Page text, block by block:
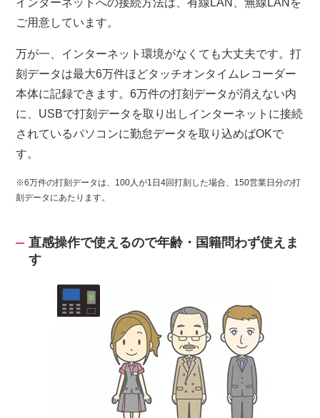
インターネットへの接続方法は、有線LAN、無線LANを
ご用意しています。
万が一、インターネット環境がなくても大丈夫です。打
刻データは最大6万件ほどタッチオンタイムレコーダー
本体に記録できます。6万件の打刻データが消えない内
に、USBで打刻データを取り出しインターネットに接続
されているパソコンに勤怠データを取り込めばOKで
す。
※6万件の打刻データは、100人が1日4回打刻した場合、150営業日分の打
刻データにあたります。
直感操作で使えるので年齢・国籍問わず使えま
す